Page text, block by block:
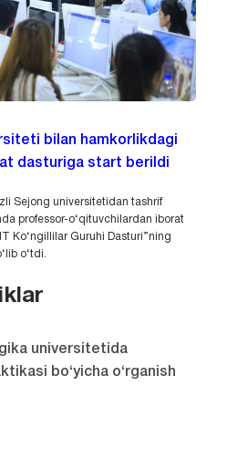
bilan hamkorlikdagi
dasturiga start berildi
Sejong universitetidan tashrif
professor-o‘qituvchilardan iborat
Ko‘ngillilar Guruhi Dasturi”ning
o‘tdi.
universitetida
bo‘yicha o‘rganish